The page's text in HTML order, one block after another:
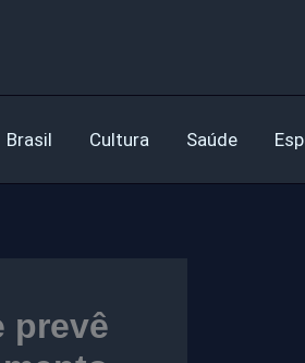
Brasil Cultura Saúde
prevê